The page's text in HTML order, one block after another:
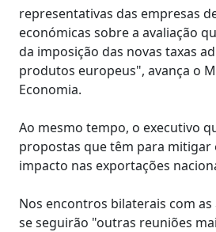
representativas das empresas
económicas sobre a avaliação
da imposição das novas taxas
produtos europeus", avança o
Economia.
Ao mesmo tempo, o executivo
propostas que têm para mitigar
impacto nas exportações
Nos encontros bilaterais com as
se seguirão "outras reuniões